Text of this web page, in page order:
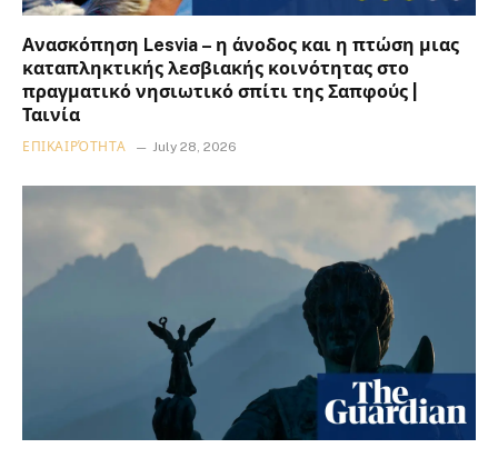
Ανασκόπηση Lesvia – η άνοδος και η πτώση μιας
καταπληκτικής λεσβιακής κοινότητας στο
πραγματικό νησιωτικό σπίτι της Σαπφούς |
Ταινία
ΕΠΙΚΑΙΡΌΤΗΤΑ July 28, 2026